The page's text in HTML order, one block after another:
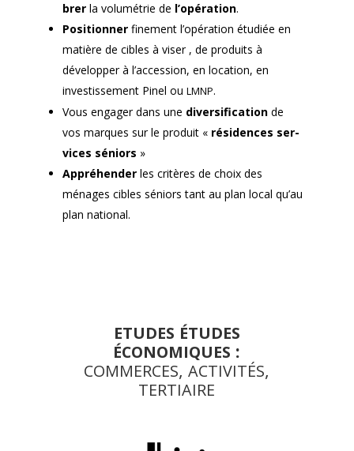
br­erla volumétrie de l’opération.
Posi­tion­nerfine­ment l’opération étudiée en
matière de cibles à vis­er , de pro­duits à
dévelop­per à l’accession, en loca­tion, en
investisse­ment Pinel ou LMNP.
Vous engager dans une diver­si­fi­ca­tionde
vos mar­ques sur le pro­duit « rési­dences ser­
vices séniors »
Appréhen­derles critères de choix des
ménages cibles séniors tant au plan local qu’au
plan nation­al.
ETUDES ÉTUDES
ÉCONOMIQUES :
COMMERCES,ACTIVITÉS,
TERTIAIRE